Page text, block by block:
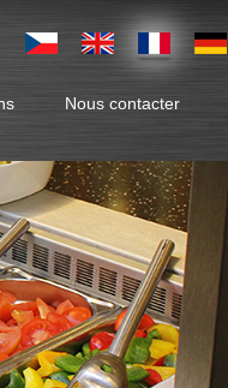
Nous contacter